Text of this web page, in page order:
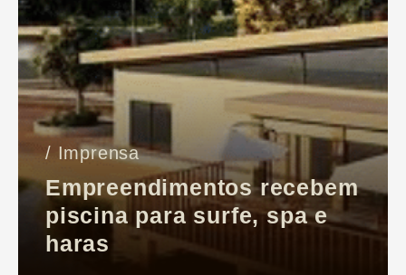
/ Imprensa
Empreendimentos recebem
piscina para surfe, spa e
haras